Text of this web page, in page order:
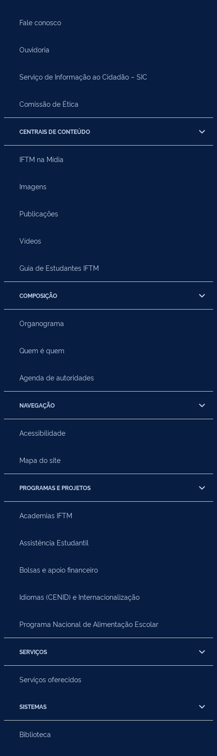
Fale conosco
Ouvidoria
Serviço de Informação ao Cidadão – SIC
Comissão de Ética
CENTRAIS DE CONTEÚDO
IFTM na Mídia
Imagens
Publicações
Vídeos
Guia de Estudantes IFTM
COMPOSIÇÃO
Organograma
Quem é quem
Agenda de autoridades
NAVEGAÇÃO
Acessibilidade
Mapa do site
PROGRAMAS E PROJETOS
Academias IFTM
Assistência Estudantil
Bolsas e apoio financeiro
Idiomas (CENID) e Internacionalização
Programa Nacional de Alimentação Escolar
SERVIÇOS
Serviços oferecidos
SISTEMAS
Biblioteca